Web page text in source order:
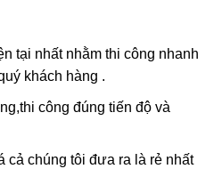
tại nhất nhằm thi công nhanh
khách hàng .
công đúng tiến độ và
cả chúng tôi đưa ra là rẻ nhất